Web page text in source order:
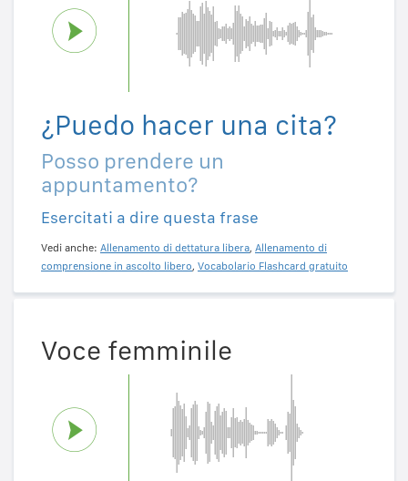
¿Puedo hacer una cita?
Posso prendere un
appuntamento?
Esercitati a dire questa frase
Vedi anche: Allenamento di dettatura libera, Allenamento di
comprensione in ascolto libero, Vocabolario Flashcard gratuito
Voce femminile